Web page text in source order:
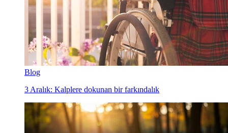
Blog
3 Aralık: Kalplere dokunan bir farkındalık